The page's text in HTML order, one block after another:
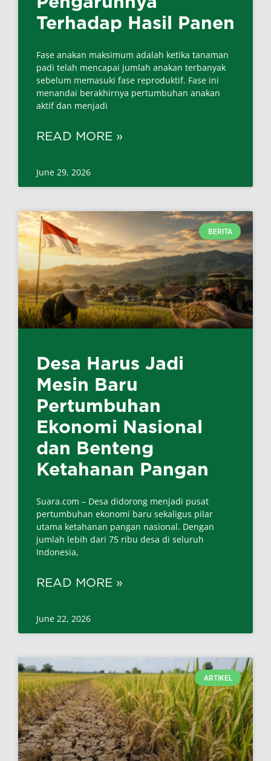
Terhadap Hasil Panen
Fase anakan maksimum adalah ketika tanaman
padi telah mencapai jumlah anakan terbanyak
sebelum memasuki fase reproduktif. Fase ini
menandai berakhirnya pertumbuhan anakan
aktif dan menjadi
READ MORE »
June 29, 2026
BERITA
Desa Harus Jadi
Mesin Baru
Pertumbuhan
Ekonomi Nasional
dan Benteng
Ketahanan Pangan
Suara.com – Desa didorong menjadi pusat
pertumbuhan ekonomi baru sekaligus pilar
utama ketahanan pangan nasional. Dengan
jumlah lebih dari 75 ribu desa di seluruh
Indonesia,
READ MORE »
June 22, 2026
ARTIKEL